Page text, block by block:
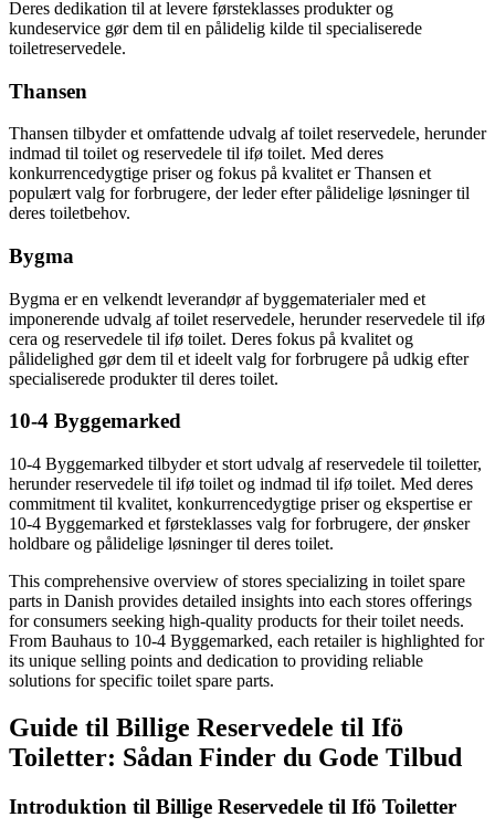
Deres dedikation til at levere førsteklasses produkter og
kundeservice gør dem til en pålidelig kilde til specialiserede
toiletreservedele.
Thansen
Thansen tilbyder et omfattende udvalg af toilet reservedele, herunder
indmad til toilet og reservedele til ifø toilet. Med deres
konkurrencedygtige priser og fokus på kvalitet er Thansen et
populært valg for forbrugere, der leder efter pålidelige løsninger til
deres toiletbehov.
Bygma
Bygma er en velkendt leverandør af byggematerialer med et
imponerende udvalg af toilet reservedele, herunder reservedele til ifø
cera og reservedele til ifø toilet. Deres fokus på kvalitet og
pålidelighed gør dem til et ideelt valg for forbrugere på udkig efter
specialiserede produkter til deres toilet.
10-4 Byggemarked
10-4 Byggemarked tilbyder et stort udvalg af reservedele til toiletter,
herunder reservedele til ifø toilet og indmad til ifø toilet. Med deres
commitment til kvalitet, konkurrencedygtige priser og ekspertise er
10-4 Byggemarked et førsteklasses valg for forbrugere, der ønsker
holdbare og pålidelige løsninger til deres toilet.
This comprehensive overview of stores specializing in toilet spare
parts in Danish provides detailed insights into each stores offerings
for consumers seeking high-quality products for their toilet needs.
From Bauhaus to 10-4 Byggemarked, each retailer is highlighted for
its unique selling points and dedication to providing reliable
solutions for specific toilet spare parts.
Guide til Billige Reservedele til Ifö
Toiletter: Sådan Finder du Gode Tilbud
Introduktion til Billige Reservedele til Ifö Toiletter